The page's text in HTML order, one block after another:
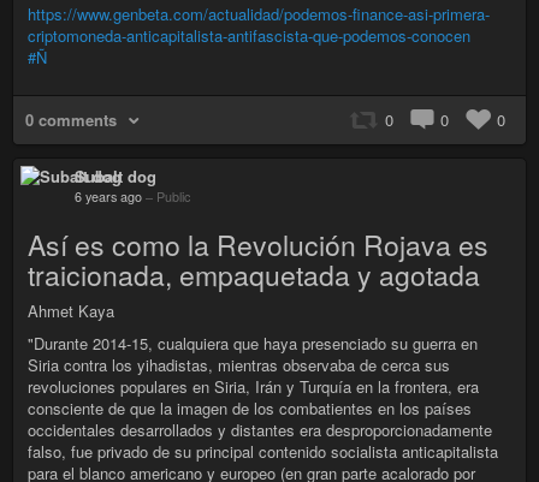
https://www.genbeta.com/actualidad/podemos-finance-asi-primera-
criptomoneda-anticapitalista-antifascista-que-podemos-conocen
#Ñ
0 comments 0 0 0
Subalt dog
6 years ago – Public
Así es como la Revolución Rojava es
traicionada, empaquetada y agotada
Ahmet Kaya
"Durante 2014-15, cualquiera que haya presenciado su guerra en
Siria contra los yihadistas, mientras observaba de cerca sus
revoluciones populares en Siria, Irán y Turquía en la frontera, era
consciente de que la imagen de los combatientes en los países
occidentales desarrollados y distantes era desproporcionadamente
falso, fue privado de su principal contenido socialista anticapitalista
para el blanco americano y europeo (en gran parte acalorado por